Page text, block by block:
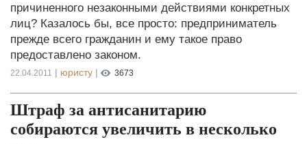
причиненного незаконными действиями конкретных
лиц? Казалось бы, все просто: предприниматель
прежде всего гражданин и ему такое право
предоставлено законом.
22.04.2011 | юристу | 3673
Штраф за антисанитарию
собираются увеличить в несколько